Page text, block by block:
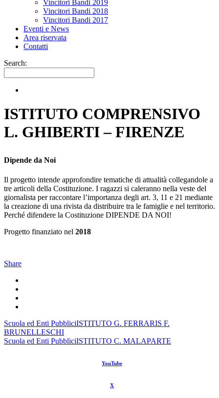
Vincitori Bandi 2019
Vincitori Bandi 2018
Vincitori Bandi 2017
Eventi e News
Area riservata
Contatti
Search:
ISTITUTO COMPRENSIVO
L. GHIBERTI – FIRENZE
Dipende da Noi
Il progetto intende approfondire tematiche di attualità collegandole a
tre articoli della Costituzione. I ragazzi si caleranno nella veste del
giornalista per raccontare l’importanza degli art. 3, 11 e 21 mediante
la creazione di una rivista da distribuire tra le famiglie e nel territorio.
Perché difendere la Costituzione DIPENDE DA NOI!
Progetto finanziato nel 2018
Share
Scuola ed Enti PubbliciISTITUTO G. FERRARIS F.
BRUNELLESCHI
Scuola ed Enti PubbliciISTITUTO C. MALAPARTE
YouTube
X